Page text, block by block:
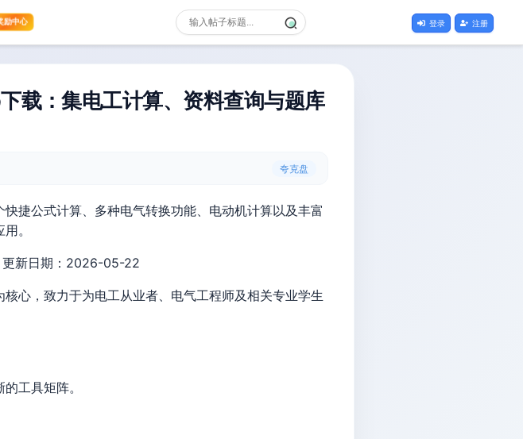
励中心 登录 注册
载：集电工计算、资料查询与题库
夸克盘
捷公式计算、多种电气转换功能、电动机计算以及丰富
。
新日期：2026-05-22
心，致力于为电工从业者、电气工程师及相关专业学生
工具矩阵。